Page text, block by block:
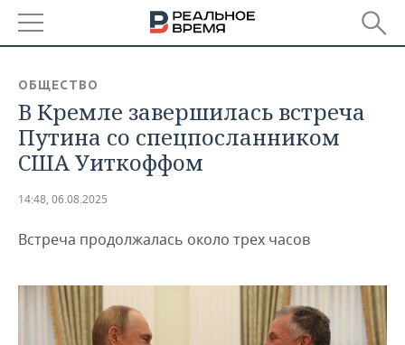
БАШКОРТОСТАН
ТАТАРСТАН
НОВОСТИ
АНАЛИТИКА
ДЕКЛАРАЦИИ О ДОХОДАХ
ВУЗЫ ТАТАРСТАНА
НОВОСТИ ЭКОНОМИКИ
БАНКИ
ПРОМЫШЛЕННОСТЬ
ПРОМЫШЛЕННОСТИ
АГРОПРОМ
НОВОСТИ НЕДВИЖИМОСТИ
АВТО
ОБЩЕСТВО
В Кремле завершилась встреча
Путина со спецпосланником
США Уиткоффом
14:48, 06.08.2025
Встреча продолжалась около трех часов